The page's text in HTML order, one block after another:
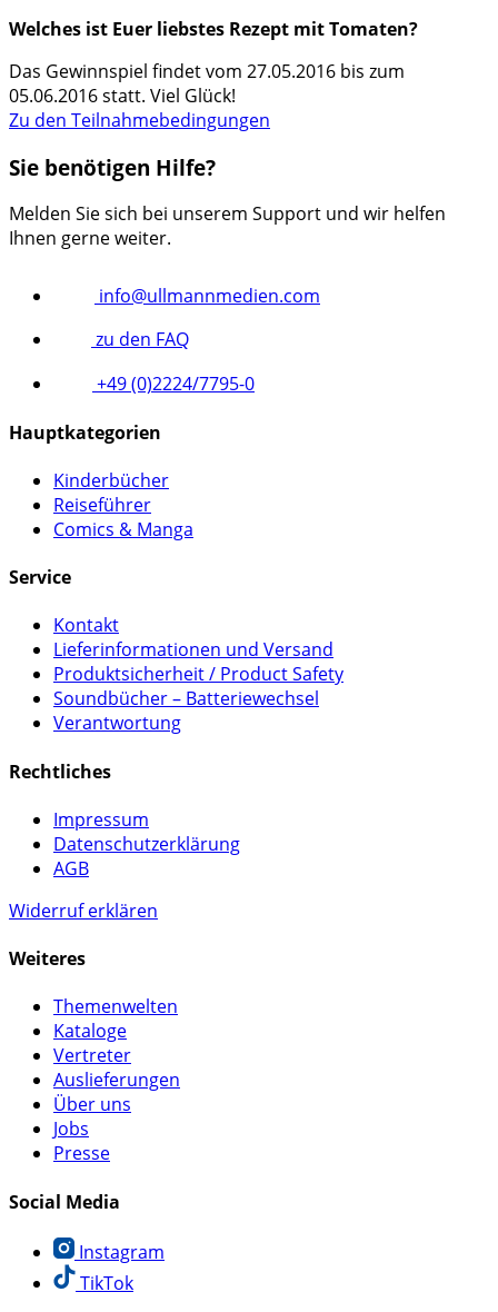
Welches ist Euer liebstes Rezept mit Tomaten?
Das Gewinnspiel findet vom 27.05.2016 bis zum
05.06.2016 statt. Viel Glück!
Zu den Teilnahmebedingungen
Sie benötigen Hilfe?
Melden Sie sich bei unserem Support und wir helfen
Ihnen gerne weiter.
info@ullmannmedien.com
zu den FAQ
+49 (0)2224/7795-0
Hauptkategorien
Kinderbücher
Reiseführer
Comics & Manga
Service
Kontakt
Lieferinformationen und Versand
Produktsicherheit / Product Safety
Soundbücher – Batteriewechsel
Verantwortung
Rechtliches
Impressum
Datenschutzerklärung
AGB
Widerruf erklären
Weiteres
Themenwelten
Kataloge
Vertreter
Auslieferungen
Über uns
Jobs
Presse
Social Media
Instagram
TikTok